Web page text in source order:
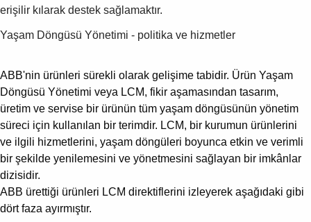
erişilir kılarak destek sağlamaktır.
Yaşam Döngüsü Yönetimi - politika ve hizmetler
ABB'nin ürünleri sürekli olarak gelişime tabidir. Ürün Yaşam
Döngüsü Yönetimi veya LCM, fikir aşamasından tasarım,
üretim ve servise bir ürünün tüm yaşam döngüsünün yönetim
süreci için kullanılan bir terimdir. LCM, bir kurumun ürünlerini
ve ilgili hizmetlerini, yaşam döngüleri boyunca etkin ve verimli
bir şekilde yenilemesini ve yönetmesini sağlayan bir imkânlar
dizisidir.
ABB ürettiği ürünleri LCM direktiflerini izleyerek aşağıdaki gibi
dört faza ayırmıştır.